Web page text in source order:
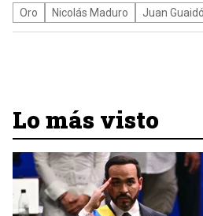
Oro Nicolás Maduro Juan Guaidó
Lo más visto